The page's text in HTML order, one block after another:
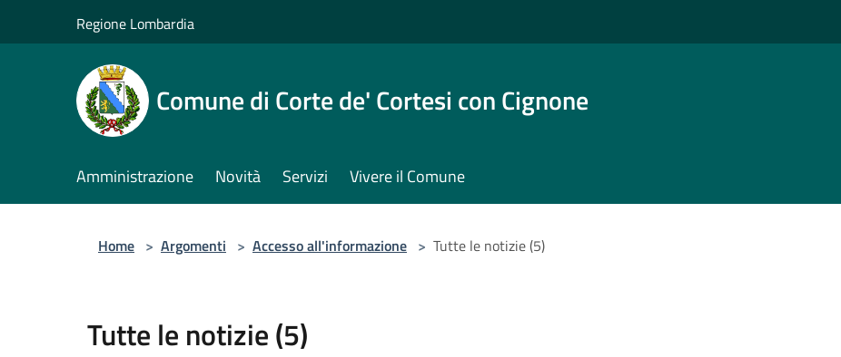
Regione Lombardia
Comune di Corte de' Cortesi con Cignone
Amministrazione Novità Servizi Vivere il Comune
Home > Argomenti > Accesso all'informazione > Tutte le notizie (5)
Tutte le notizie (5)